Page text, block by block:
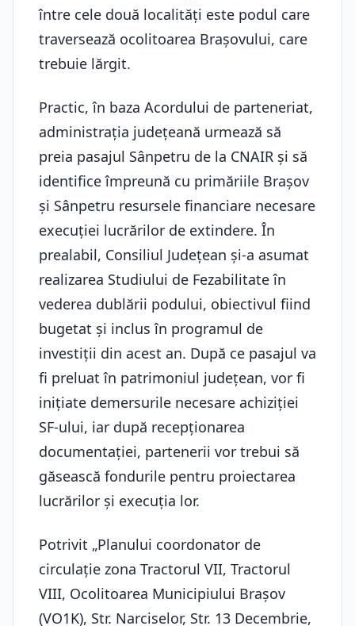
între cele două localități este podul care
traversează ocolitoarea Braşovului, care
trebuie lărgit.
Practic, în baza Acordului de parteneriat,
administraţia judeţeană urmează să
preia pasajul Sânpetru de la CNAIR şi să
identifice împreună cu primăriile Braşov
şi Sânpetru resursele financiare necesare
execuţiei lucrărilor de extindere. În
prealabil, Consiliul Judeţean şi-a asumat
realizarea Studiului de Fezabilitate în
vederea dublării podului, obiectivul fiind
bugetat şi inclus în programul de
investiţii din acest an. După ce pasajul va
fi preluat în patrimoniul judeţean, vor fi
iniţiate demersurile necesare achiziţiei
SF-ului, iar după recepţionarea
documentaţiei, partenerii vor trebui să
găsească fondurile pentru proiectarea
lucrărilor și execuția lor.
Potrivit „Planului coordonator de
circulație zona Tractorul VII, Tractorul
VIII, Ocolitoarea Municipiului Brașov
(VO1K), Str. Narciselor, Str. 13 Decembrie,